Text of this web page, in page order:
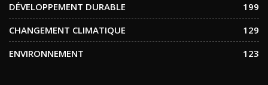
DÉVELOPPEMENT DURABLE
199
CHANGEMENT CLIMATIQUE
129
ENVIRONNEMENT
123